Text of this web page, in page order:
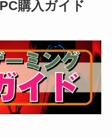
購入ガイド